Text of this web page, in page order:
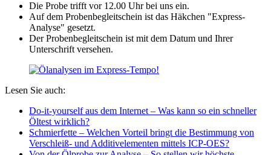
Die Probe trifft vor 12.00 Uhr bei uns ein.
Auf dem Probenbegleitschein ist das Häkchen "Express-
Analyse" gesetzt.
Der Probenbegleitschein ist mit dem Datum und Ihrer
Unterschrift versehen.
Lesen Sie auch:
Do-it-yourself aus dem Internet – Was kann so ein schneller
Öltest wirklich?
Schmierfette – Welchen Vorteil bringt die Bestimmung von
Verschleiß- und Additivelementen mittels ICP-OES?